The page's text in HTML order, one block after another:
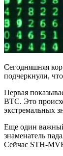
Сегодняшняя
подчеркнули,
Первая
BTC. Это
экстремальных
Еще один
знаменатель
Сейчас STH-